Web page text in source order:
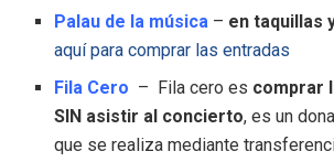
Palau de la música – en taquillas
aquí para comprar las entradas
Fila Cero – Fila cero es comprar
SIN asistir al concierto, es un
que se realiza mediante